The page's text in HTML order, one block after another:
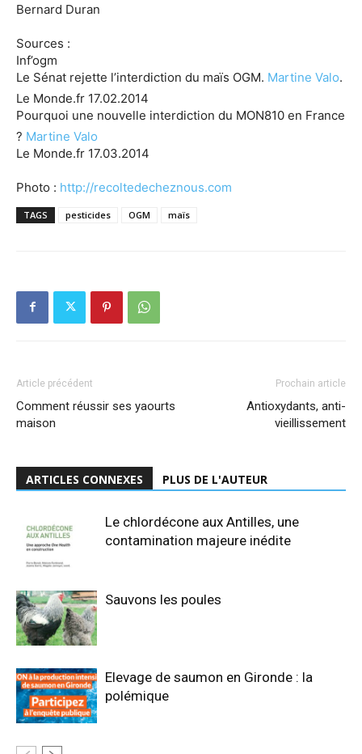
Bernard Duran
Sources :
Inf’ogm
Le Sénat rejette l’interdiction du maïs OGM. Martine Valo.
Le Monde.fr 17.02.2014
Pourquoi une nouvelle interdiction du MON810 en France
? Martine Valo
Le Monde.fr 17.03.2014
Photo : http://recoltedecheznous.com
TAGS pesticides OGM maïs
Article précédent
Comment réussir ses yaourts
maison
Prochain article
Antioxydants, anti-
vieillissement
ARTICLES CONNEXES PLUS DE L'AUTEUR
Le chlordécone aux Antilles, une
contamination majeure inédite
Sauvons les poules
Elevage de saumon en Gironde : la
polémique